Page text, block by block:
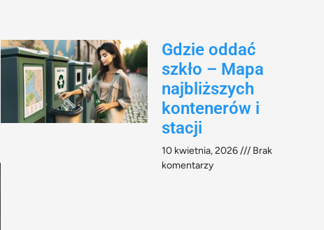
Gdzie oddać
szkło – Mapa
najbliższych
kontenerów i
stacji
10 kwietnia, 2026
Brak
komentarzy